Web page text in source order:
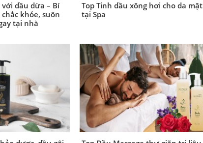
với dầu dừa – Bí
khỏe, suôn
tại nhà
Top Tinh dầu xông hơi cho da mặt
tại Spa